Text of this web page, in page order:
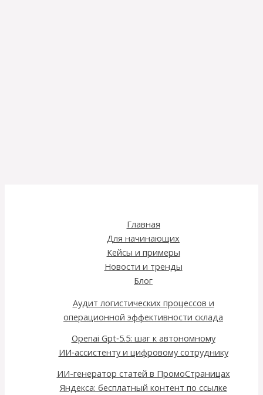
Главная
Для начинающих
Кейсы и примеры
Новости и тренды
Блог
Аудит логистических процессов и
операционной эффективности склада
Openai Gpt‑5.5: шаг к автономному
ИИ‑ассистенту и цифровому сотруднику
ИИ-генератор статей в ПромоСтраницах
Яндекса: бесплатный контент по ссылке